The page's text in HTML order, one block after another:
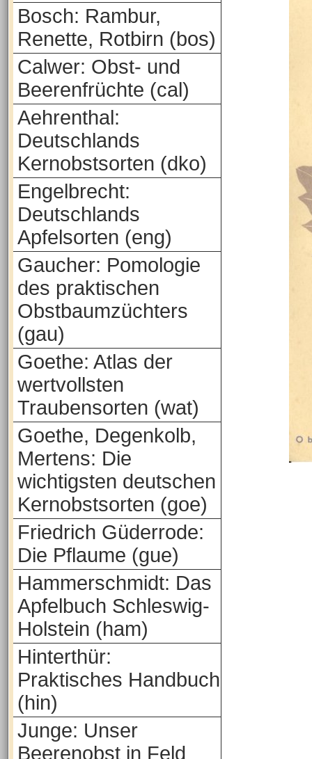
Bosch: Rambur,
Renette, Rotbirn (bos)
Calwer: Obst- und
Beerenfrüchte (cal)
Aehrenthal:
Deutschlands
Kernobstsorten (dko)
Engelbrecht:
Deutschlands
Apfelsorten (eng)
Gaucher: Pomologie
des praktischen
Obstbaumzüchters
(gau)
Goethe: Atlas der
wertvollsten
Traubensorten (wat)
Goethe, Degenkolb,
Mertens: Die
wichtigsten deutschen
Kernobstsorten (goe)
Friedrich Güderrode:
Die Pflaume (gue)
Hammerschmidt: Das
Apfelbuch Schleswig-
Holstein (ham)
Hinterthür:
Praktisches Handbuch
(hin)
Junge: Unser
Beerenobst in Feld